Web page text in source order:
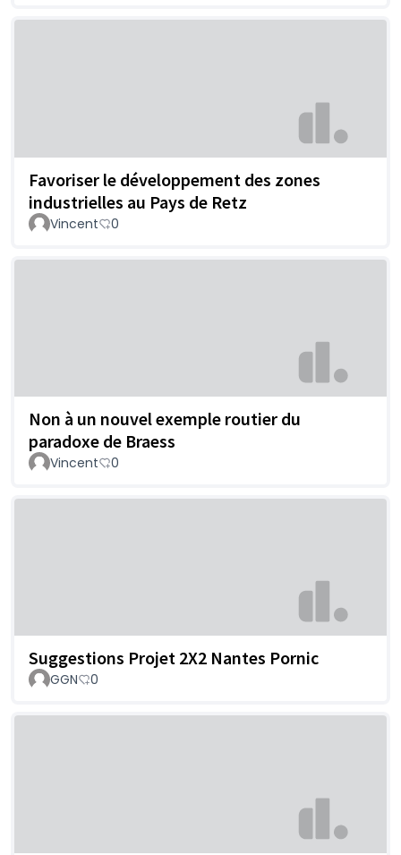
Favoriser le développement des zones
industrielles au Pays de Retz
Vincent 0
Non à un nouvel exemple routier du
paradoxe de Braess
Vincent 0
Suggestions Projet 2X2 Nantes Pornic
GGN 0